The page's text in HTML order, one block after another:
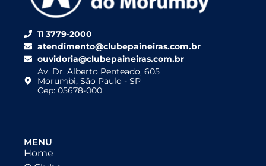
11 3779-2000
atendimento@clubepaineiras.com.br
ouvidoria@clubepaineiras.com.br
Av. Dr. Alberto Penteado, 605
Morumbi, São Paulo - SP
Cep: 05678-000
MENU
Home